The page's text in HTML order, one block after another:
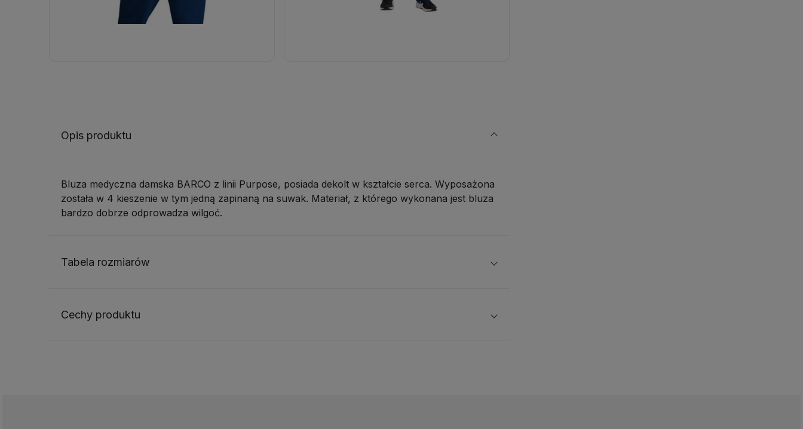
Opis produktu
Bluza medyczna damska BARCO z linii Purpose, posiada dekolt w kształcie serca. Wyposażona
została w 4 kieszenie w tym jedną zapinaną na suwak. Materiał, z którego wykonana jest bluza
bardzo dobrze odprowadza wilgoć.
Tabela rozmiarów
Cechy produktu